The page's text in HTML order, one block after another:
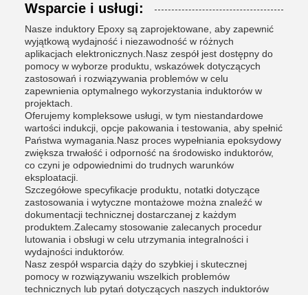
Wsparcie i usługi:
Nasze induktory Epoxy są zaprojektowane, aby zapewnić
wyjątkową wydajność i niezawodność w różnych
aplikacjach elektronicznych.Nasz zespół jest dostępny do
pomocy w wyborze produktu, wskazówek dotyczących
zastosowań i rozwiązywania problemów w celu
zapewnienia optymalnego wykorzystania induktorów w
projektach.
Oferujemy kompleksowe usługi, w tym niestandardowe
wartości indukcji, opcje pakowania i testowania, aby spełnić
Państwa wymagania.Nasz proces wypełniania epoksydowy
zwiększa trwałość i odporność na środowisko induktorów,
co czyni je odpowiednimi do trudnych warunków
eksploatacji.
Szczegółowe specyfikacje produktu, notatki dotyczące
zastosowania i wytyczne montażowe można znaleźć w
dokumentacji technicznej dostarczanej z każdym
produktem.Zalecamy stosowanie zalecanych procedur
lutowania i obsługi w celu utrzymania integralności i
wydajności induktorów.
Nasz zespół wsparcia dąży do szybkiej i skutecznej
pomocy w rozwiązywaniu wszelkich problemów
technicznych lub pytań dotyczących naszych induktorów